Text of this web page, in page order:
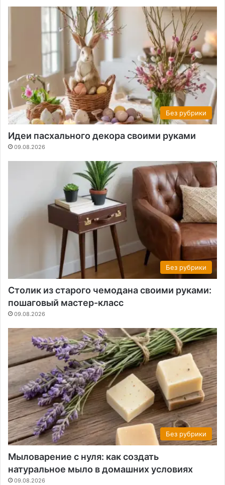
Без рубрики
Идеи пасхального декора своими руками
09.08.2026
Без рубрики
Столик из старого чемодана своими руками:
пошаговый мастер-класс
09.08.2026
Без рубрики
Мыловарение с нуля: как создать
натуральное мыло в домашних условиях
09.08.2026